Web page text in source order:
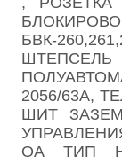
БВК-
2056/63А,
ШИТ
ОА ТИП